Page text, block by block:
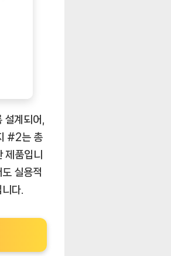
계되어,
#2는 총
제품입니
실용적
다.